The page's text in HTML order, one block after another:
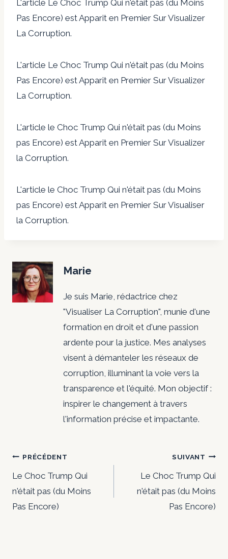
L'article Le Choc Trump Qui n'était pas (du Moins
Pas Encore) est Apparit en Premier Sur Visualizer
La Corruption.
L'article Le Choc Trump Qui n'était pas (du Moins
Pas Encore) est Apparit en Premier Sur Visualizer
La Corruption.
L'article le Choc Trump Qui n'était pas (du Moins
pas Encore) est Apparit en Premier Sur Visualizer
la Corruption.
L'article le Choc Trump Qui n'était pas (du Moins
pas Encore) est Apparit en Premier Sur Visualiser
la Corruption.
Marie
Je suis Marie, rédactrice chez
"Visualiser La Corruption", munie d'une
formation en droit et d'une passion
ardente pour la justice. Mes analyses
visent à démanteler les réseaux de
corruption, illuminant la voie vers la
transparence et l'équité. Mon objectif :
inspirer le changement à travers
l'information précise et impactante.
Navigation
de
l’article
PRÉCÉDENT
Le Choc Trump Qui
n'était pas (du Moins
Pas Encore)
SUIVANT
Le Choc Trump Qui
n'était pas (du Moins
Pas Encore)